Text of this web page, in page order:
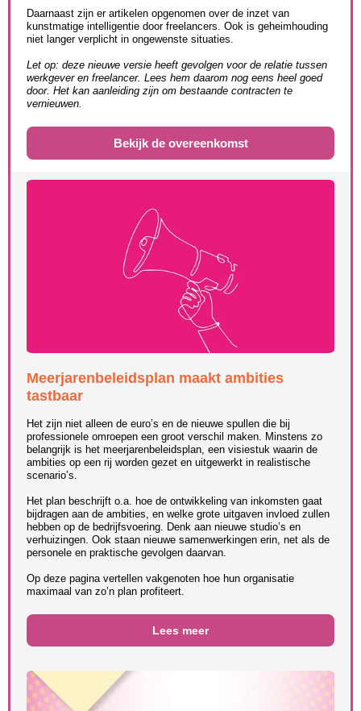
Daarnaast zijn er artikelen opgenomen over de inzet van
kunstmatige intelligentie door freelancers. Ook is geheimhouding
niet langer verplicht in ongewenste situaties.
Let op: deze nieuwe versie heeft gevolgen voor de relatie tussen
werkgever en freelancer. Lees hem daarom nog eens heel goed
door. Het kan aanleiding zijn om bestaande contracten te
vernieuwen.
Bekijk de overeenkomst
Meerjarenbeleidsplan maakt ambities
tastbaar
Het zijn niet alleen de euro’s en de nieuwe spullen die bij
professionele omroepen een groot verschil maken. Minstens zo
belangrijk is het meerjarenbeleidsplan, een visiestuk waarin de
ambities op een rij worden gezet en uitgewerkt in realistische
scenario’s.
Het plan beschrijft o.a. hoe de ontwikkeling van inkomsten gaat
bijdragen aan de ambities, en welke grote uitgaven invloed zullen
hebben op de bedrijfsvoering. Denk aan nieuwe studio’s en
verhuizingen. Ook staan nieuwe samenwerkingen erin, net als de
personele en praktische gevolgen daarvan.
Op deze pagina vertellen vakgenoten hoe hun organisatie
maximaal van zo’n plan profiteert.
Lees meer